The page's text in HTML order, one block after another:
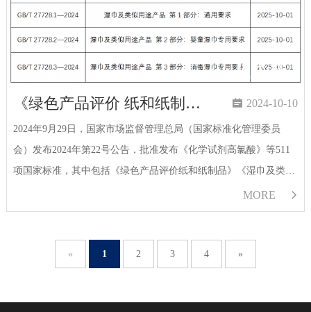
《绿色产品评价 纸和纸制品》和《湿巾及类似用途产品》系列国家标准获批发布  2024-10-10
2024年9月29日，国家市场监督管理总局（国家标准化管理委员
会）发布2024年第22号公告，批准发布《化学试剂高氯酸》等511
项国家标准，其中包括《绿色产品评价纸和纸制品》《湿巾及类似
用途产品第1部分：通用要求》《湿巾及类似用途产品第2部分：婴
童湿巾专用要求》《湿巾及…
MORE 
« 1 2 3 4 »